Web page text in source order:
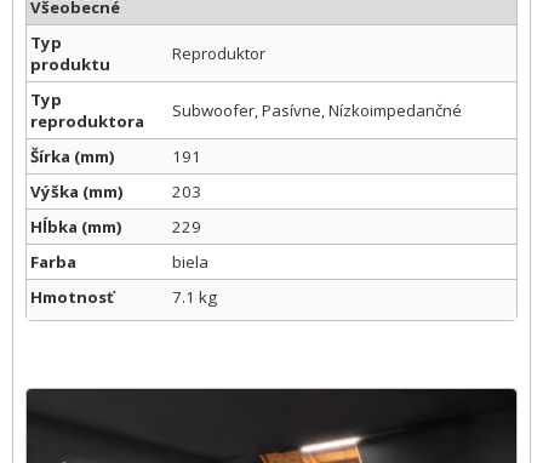
Všeobecné
Typ
produktu
Reproduktor
Typ
reproduktora
Subwoofer, Pasívne, Nízkoimpedančné
Šírka (mm)
191
Výška (mm)
203
Hĺbka (mm)
229
Farba
biela
Hmotnosť
7.1 kg